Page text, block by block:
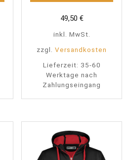
49,50 €
inkl. MwSt.
zzgl.Versandkosten
Lieferzeit: 35-60
Werktage nach
Zahlungseingang